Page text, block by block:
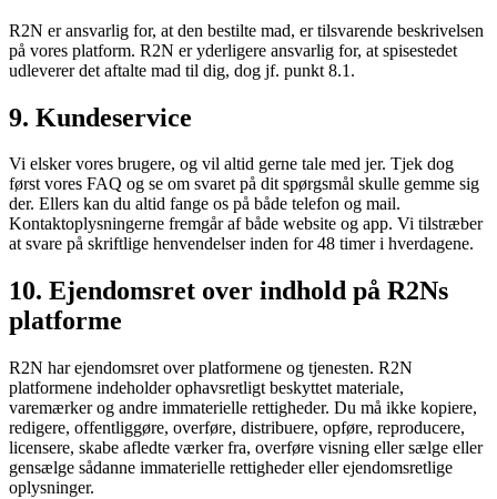
R2N er ansvarlig for, at den bestilte mad, er tilsvarende beskrivelsen
på vores platform. R2N er yderligere ansvarlig for, at spisestedet
udleverer det aftalte mad til dig, dog jf. punkt 8.1.
9. Kundeservice
Vi elsker vores brugere, og vil altid gerne tale med jer. Tjek dog
først vores FAQ og se om svaret på dit spørgsmål skulle gemme sig
der. Ellers kan du altid fange os på både telefon og mail.
Kontaktoplysningerne fremgår af både website og app. Vi tilstræber
at svare på skriftlige henvendelser inden for 48 timer i hverdagene.
10. Ejendomsret over indhold på R2Ns
platforme
R2N har ejendomsret over platformene og tjenesten. R2N
platformene indeholder ophavsretligt beskyttet materiale,
varemærker og andre immaterielle rettigheder. Du må ikke kopiere,
redigere, offentliggøre, overføre, distribuere, opføre, reproducere,
licensere, skabe afledte værker fra, overføre visning eller sælge eller
gensælge sådanne immaterielle rettigheder eller ejendomsretlige
oplysninger.